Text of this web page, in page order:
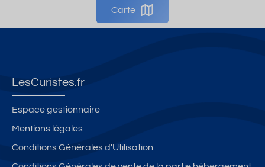
Carte
LesCuristes.fr
Espace gestionnaire
Mentions légales
Conditions Générales d'Utilisation